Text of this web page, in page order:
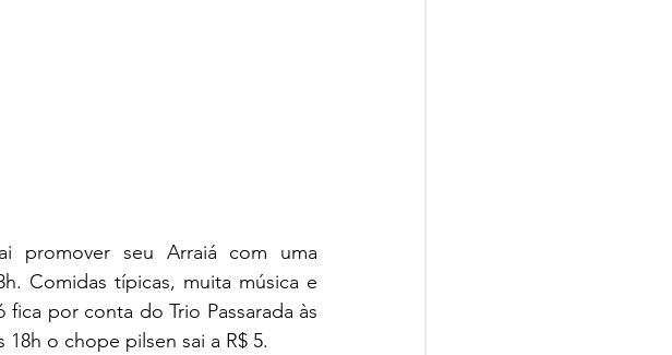
promover seu Arraiá com uma
Comidas típicas, muita música e
por conta do Trio Passarada às
18h o chope pilsen sai a R$ 5.